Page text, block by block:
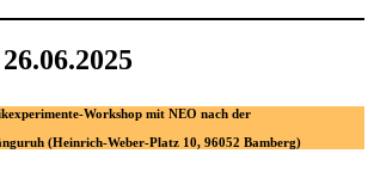
Workshop mit NEO nach der
(Heinrich-Weber-Platz 10, 96052 Bamberg)